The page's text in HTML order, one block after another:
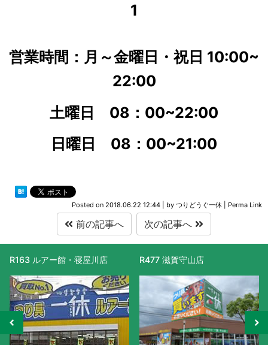
1
営業時間：月～金曜日・祝日 10:00~
22:00
土曜日 08：00~22:00
日曜日 08：00~21:00
Posted on 2018.06.22 12:44 by つりどうぐ一休 Perma Link
前の記事へ 次の記事へ
R163 ルアー館・寝屋川店 R477 滋賀守山店